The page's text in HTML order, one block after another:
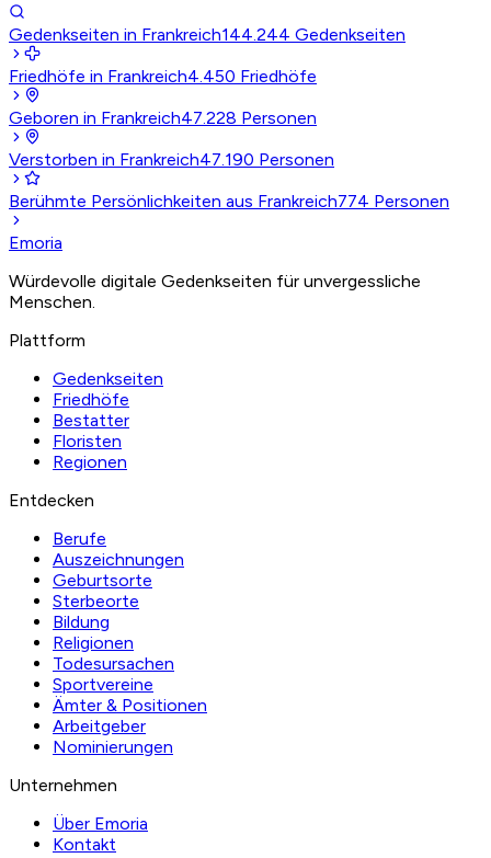
Gedenkseiten in Frankreich144.244 Gedenkseiten
Friedhöfe in Frankreich4.450 Friedhöfe
Geboren in Frankreich47.228 Personen
Verstorben in Frankreich47.190 Personen
Berühmte Persönlichkeiten aus Frankreich774 Personen
Emoria
Würdevolle digitale Gedenkseiten für unvergessliche
Menschen.
Plattform
Gedenkseiten
Friedhöfe
Bestatter
Floristen
Regionen
Entdecken
Berufe
Auszeichnungen
Geburtsorte
Sterbeorte
Bildung
Religionen
Todesursachen
Sportvereine
Ämter & Positionen
Arbeitgeber
Nominierungen
Unternehmen
Über Emoria
Kontakt